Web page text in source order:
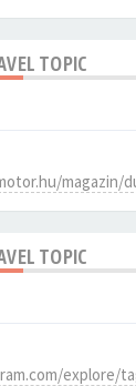
TOPIC
magazin/
TOPIC
explore/